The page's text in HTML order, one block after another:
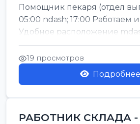
Помощник пекаря (отдел
05:00 ndash; 17:00 Работаем
Удобное расположение
го...
19 просмотров
Подробнее
РАБОТНИК СКЛАДА -